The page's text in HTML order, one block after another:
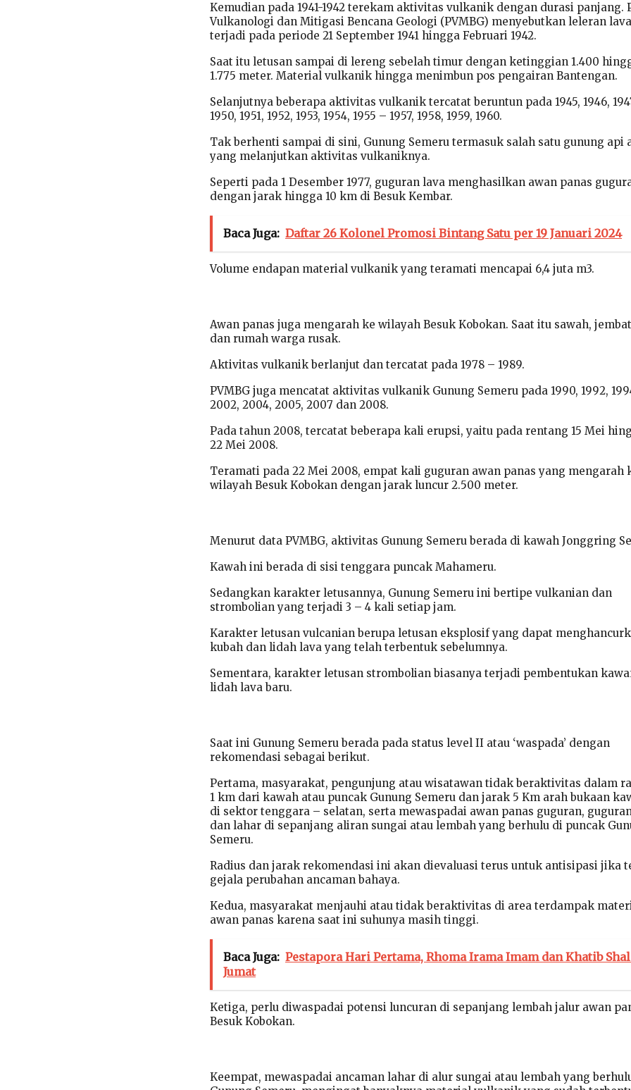
Kemudian pada 1941-1942 terekam aktivitas vulkanik dengan durasi panjang.
Vulkanologi dan Mitigasi Bencana Geologi (PVMBG) menyebutkan leleran lava
terjadi pada periode 21 September 1941 hingga Februari 1942.
Saat itu letusan sampai di lereng sebelah timur dengan ketinggian 1.400
1.775 meter. Material vulkanik hingga menimbun pos pengairan Bantengan.
Selanjutnya beberapa aktivitas vulkanik tercatat beruntun pada 1945, 1946,
1950, 1951, 1952, 1953, 1954, 1955 – 1957, 1958, 1959, 1960.
Tak berhenti sampai di sini, Gunung Semeru termasuk salah satu gunung api
yang melanjutkan aktivitas vulkaniknya.
Seperti pada 1 Desember 1977, guguran lava menghasilkan awan panas
dengan jarak hingga 10 km di Besuk Kembar.
Baca Juga: Daftar 26 Kolonel Promosi Bintang Satu per 19 Januari 2024
Volume endapan material vulkanik yang teramati mencapai 6,4 juta m3.
Awan panas juga mengarah ke wilayah Besuk Kobokan. Saat itu sawah,
dan rumah warga rusak.
Aktivitas vulkanik berlanjut dan tercatat pada 1978 – 1989.
PVMBG juga mencatat aktivitas vulkanik Gunung Semeru pada 1990, 1992,
2002, 2004, 2005, 2007 dan 2008.
Pada tahun 2008, tercatat beberapa kali erupsi, yaitu pada rentang 15 Mei
22 Mei 2008.
Teramati pada 22 Mei 2008, empat kali guguran awan panas yang mengarah
wilayah Besuk Kobokan dengan jarak luncur 2.500 meter.
Menurut data PVMBG, aktivitas Gunung Semeru berada di kawah Jonggring
Kawah ini berada di sisi tenggara puncak Mahameru.
Sedangkan karakter letusannya, Gunung Semeru ini bertipe vulkanian dan
strombolian yang terjadi 3 – 4 kali setiap jam.
Karakter letusan vulcanian berupa letusan eksplosif yang dapat
kubah dan lidah lava yang telah terbentuk sebelumnya.
Sementara, karakter letusan strombolian biasanya terjadi pembentukan
lidah lava baru.
Saat ini Gunung Semeru berada pada status level II atau ‘waspada’ dengan
rekomendasi sebagai berikut.
Pertama, masyarakat, pengunjung atau wisatawan tidak beraktivitas dalam
1 km dari kawah atau puncak Gunung Semeru dan jarak 5 Km arah bukaan
di sektor tenggara – selatan, serta mewaspadai awan panas guguran,
dan lahar di sepanjang aliran sungai atau lembah yang berhulu di puncak
Semeru.
Radius dan jarak rekomendasi ini akan dievaluasi terus untuk antisipasi jika
gejala perubahan ancaman bahaya.
Kedua, masyarakat menjauhi atau tidak beraktivitas di area terdampak
awan panas karena saat ini suhunya masih tinggi.
Baca Juga: Pestapora Hari Pertama, Rhoma Irama Imam dan Khatib
Jumat
Ketiga, perlu diwaspadai potensi luncuran di sepanjang lembah jalur awan
Besuk Kobokan.
Keempat, mewaspadai ancaman lahar di alur sungai atau lembah yang